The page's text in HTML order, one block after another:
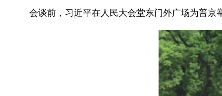
会谈前，习近平在人民大会堂东门外广场为普京